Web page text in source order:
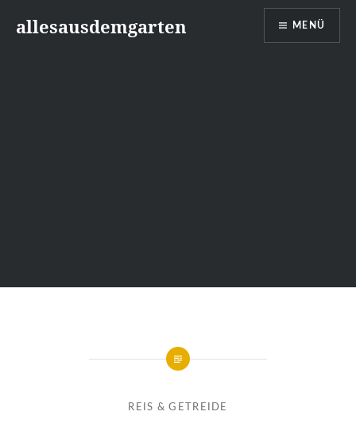
Inhaltallesausdemgarten MENÜ
REIS & GETREIDE